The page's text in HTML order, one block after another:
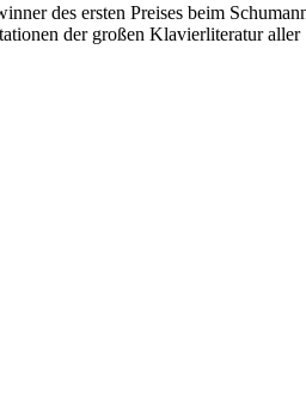
des ersten Preises beim
der großen Klavierliteratur